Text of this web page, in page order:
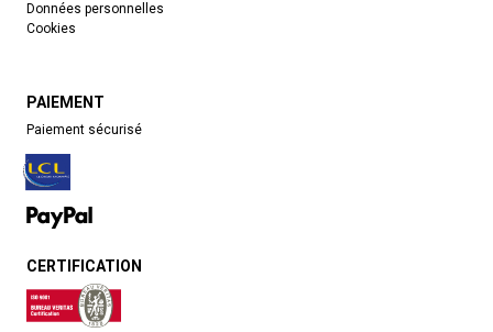
Données personnelles
Cookies
PAIEMENT
Paiement sécurisé
CERTIFICATION